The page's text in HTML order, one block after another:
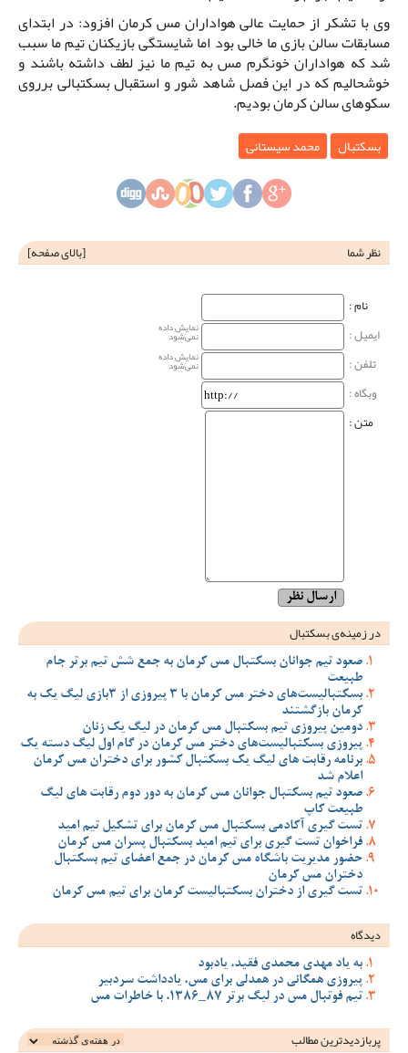
وی با تشکر از حمایت عالی هواداران مس کرمان افزود: در ابتدای
مسابقات سالن بازی ما خالی بود اما شایستگی بازیکنان تیم ما سبب
شد که هواداران خونگرم مس به تیم ما نیز لطف داشته باشند و
خوشحالیم که در این فصل شاهد شور و استقبال بسکتبالی برروی
سکوهای سالن کرمان بودیم.
بسکتبال محمد سیستانی
نظر شما [بالای صفحه]
نام‌ :
ایمیل :
نمایش داده
نمی‌شود
تلفن : نمایش داده
نمی‌شود
وبگاه‌ :
متن :
در زمینه‌ی بسکتبال
صعود تیم جوانان بسکتبال مس کرمان به جمع شش تیم برتر جام
طبیعت
بسکتبالیست‌های دختر مس کرمان با 3 پیروزی از 3بازی لیگ یک به
کرمان بازگشتند
دومین پیروزی تیم بسکتبال مس کرمان در لیگ یک زنان
پیروزی بسکتبالیست‌های دختر مس کرمان در گام اول لیگ دسته یک
برنامه رقابت های لیگ یک بسکتبال کشور برای دختران مس کرمان
اعلام شد
صعود تیم بسکتبال جوانان مس کرمان به دور دوم رقابت های لیگ
طبیعت کاپ
تست گیری آکادمی بسکتبال مس کرمان برای تشکیل تیم امید
فراخوان تست گیری برای تیم امید بسکتبال پسران مس کرمان
حضور مدیریت باشگاه مس کرمان در جمع اعضای تیم بسکتبال
دختران مس کرمان
تست گیری از دختران بسکتبالیست کرمان برای تیم مس کرمان
دیدگاه
به یاد مهدی محمدی فقید، یادبود
پیروزی همگانی در همدلی برای مس، یادداشت سردبیر
تیم فوتبال مس در لیگ برتر 87_1386، با خاطرات مس
پربازدیدترین‌ مطالب